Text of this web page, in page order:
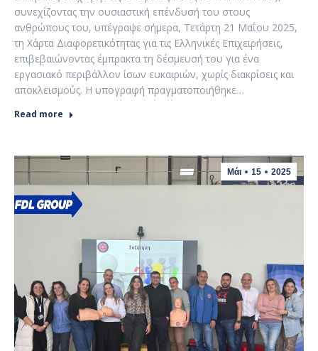
συνεχίζοντας την ουσιαστική επένδυσή του στους
ανθρώπους του, υπέγραψε σήμερα, Τετάρτη 21 Μαΐου 2025,
τη Χάρτα Διαφορετικότητας για τις Ελληνικές Επιχειρήσεις,
επιβεβαιώνοντας έμπρακτα τη δέσμευσή του για ένα
εργασιακό περιβάλλον ίσων ευκαιριών, χωρίς διακρίσεις και
αποκλεισμούς. Η υπογραφή πραγματοποιήθηκε…
Read more
Μάι 15 2025